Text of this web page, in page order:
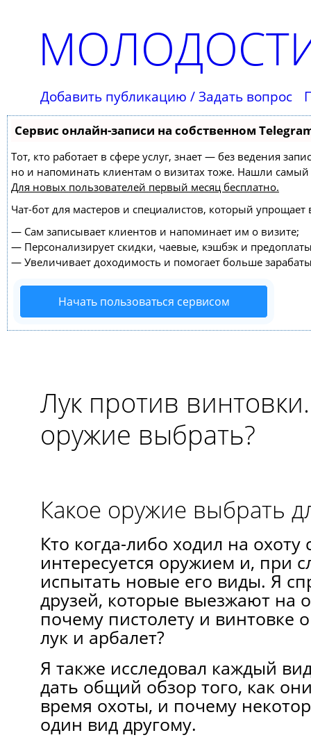
Добавить публикацию / Задать вопрос
Сервис онлайн-записи на собственном
Тот, кто работает в сфере услуг, знает — без ведения
но и напоминать клиентам о визитах тоже. Нашли
Для новых пользователей первый месяц бесплатно.
Чат-бот для мастеров и специалистов, который упрощает
— Сам записывает клиентов и напоминает им о визите;
— Персонализирует скидки, чаевые, кэшбэк и
— Увеличивает доходимость и помогает больше
Начать пользоваться сервисом
Лук против
оружие выбрать?
Какое оружие выбрать
Кто когда-либо ходил на охоту
интересуется оружием и, при
испытать новые его виды. Я
друзей, которые выезжают на
почему пистолету и винтовке
лук и арбалет?
Я также исследовал каждый
дать общий обзор того, как
время охоты, и почему
один вид другому.